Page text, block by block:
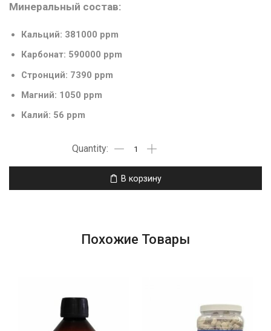
Минеральный состав:
Кальций: 381000 ppm
Карбонат: 590000 ppm
Стронций: 7390 ppm
Магний: 1050 ppm
Калий: 56 ppm
В корзину
Похожие Товары